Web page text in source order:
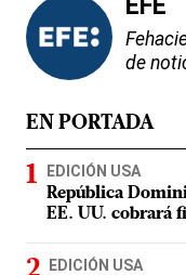
de
EN PORTADA
EDICIÓN USA
República
EE. UU. cobrará
EDICIÓN USA